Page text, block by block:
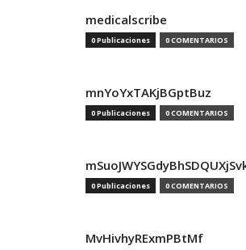
medicalscribe
0 Publicaciones 0 COMENTARIOS
mnYoYxTAKjBGptBuz
0 Publicaciones 0 COMENTARIOS
0 Publicaciones 0 COMENTARIOS
MvHivhyRExmPBtMf